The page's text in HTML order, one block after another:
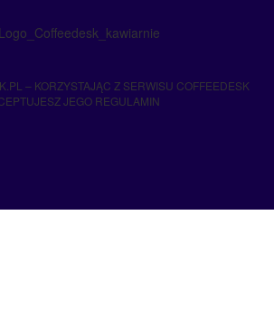
– KORZYSTAJĄC Z SERWISU COFFEEDESK
JEGO REGULAMIN